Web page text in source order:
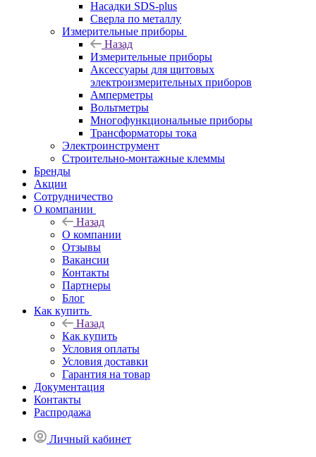
Насадки SDS-plus
Сверла по металлу
Измерительные приборы
Назад
Измерительные приборы
Аксессуары для щитовых
электроизмерительных приборов
Амперметры
Вольтметры
Многофункциональные приборы
Трансформаторы тока
Электроинструмент
Строительно-монтажные клеммы
Бренды
Акции
Сотрудничество
О компании
Назад
О компании
Отзывы
Вакансии
Контакты
Партнеры
Блог
Как купить
Назад
Как купить
Условия оплаты
Условия доставки
Гарантия на товар
Документация
Контакты
Распродажа
Личный кабинет